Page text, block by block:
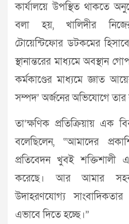
কার্যালয়ে উপস্থিত থাকতে
বলা হয়, খালিদীর
টোয়েন্টিফোর ডটকমের
স্থানান্তরের মাধ্যমে অবস্থান
কর্মকাণ্ডের মাধ্যমে জ্ঞাত
সম্পদ’ অর্জনের অভিযোগে তার
তা’ক্ষণিক প্রতিক্রিয়ায় এক
বলেছিলেন, “আমাদের
প্রতিবেদন খুবই
করেছে। আর আমার
উদাহরণযোগ্য
এভাবে দিতে হচ্ছে।”